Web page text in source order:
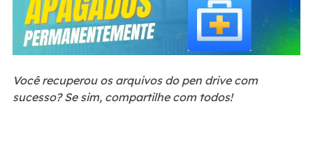
Você recuperou os arquivos do pen drive com
sucesso? Se sim, compartilhe com todos!